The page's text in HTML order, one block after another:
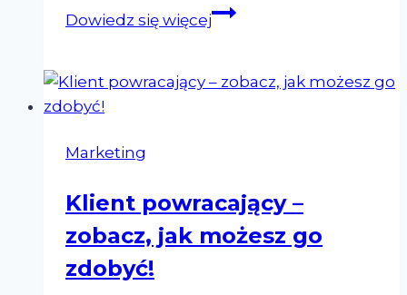
Dowiedz się więcej3
Magento,
Marketing
Klient powracający –
zobacz, jak możesz go
zdobyć!